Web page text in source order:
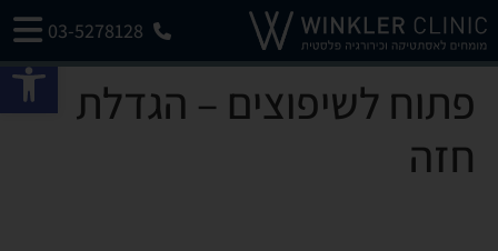
03-5278128
פתוח לשיפוצים – הגדלת
חזה